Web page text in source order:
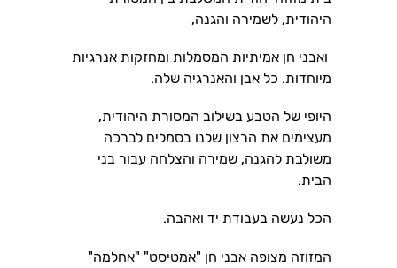
היהודית, לשמירה והגנה,
ואבני חן אמיתיות המסמלות ומחזקות אנרגיות
מיוחדות. כל אבן והאנרגיה שלה.
היופי של הטבע בשילוב המסורת היהודית,
מעצימים את הרצון שלנו בסמלים לברכה
משולבת להגנה, שמירה והצלחה עבור בני
הבית.
הכל נעשה בעבודת יד ואהבה.
המזוזה מצופה אבני חן "אמטיסט" "אחלמה"